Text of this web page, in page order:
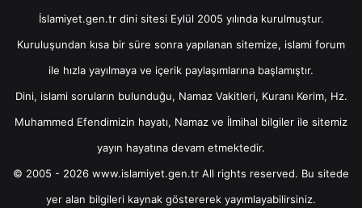
İslamiyet.gen.tr dini sitesi Eylül 2005 yılında kurulmuştur.
Kuruluşundan kısa bir süre sonra yapılanan sitemize, islami forum
ile hızla yayılmaya ve içerik paylaşımlarına başlamıştır.
Dini, islami soruların bulunduğu, Namaz Vakitleri, Kuranı Kerim, Hz.
Muhammed Efendimizin hayatı, Namaz ve İlmihal bilgiler ile sitemiz
yayın hayatına devam etmektedir.
© 2005 - 2026 www.islamiyet.gen.tr All rights reserved. Bu sitede
yer alan bilgileri kaynak göstererek yayımlayabilirsiniz.